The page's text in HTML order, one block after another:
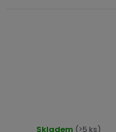
Skladem (>5 ks)